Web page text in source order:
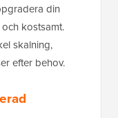
din
kostsamt.
skalning,
efter behov.